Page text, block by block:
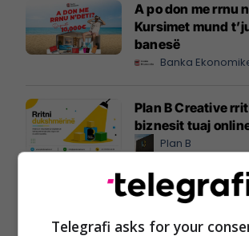
A po don me rrnu
Kursimet mund
banesë
Banka
Plan B Creative
biznesit tuaj
Plan B
Po kërkoni mjek
Kosovë? Njihuni me
GjejeMjekun.com
Telegrafi asks for your